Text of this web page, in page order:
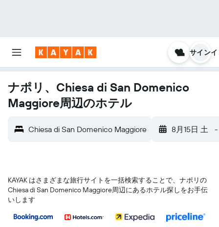
サイン
ナポリ、Chiesa di San Domenico
Maggiore周辺のホテル
Chiesa di San Domenico Maggiore 8月15日 土 -
KAYAK はさまざまな旅行サイトを一括検索することで、ナポリ​の
Chiesa di San Domenico Maggiore​周辺にあるホテル探しをお手伝
いします